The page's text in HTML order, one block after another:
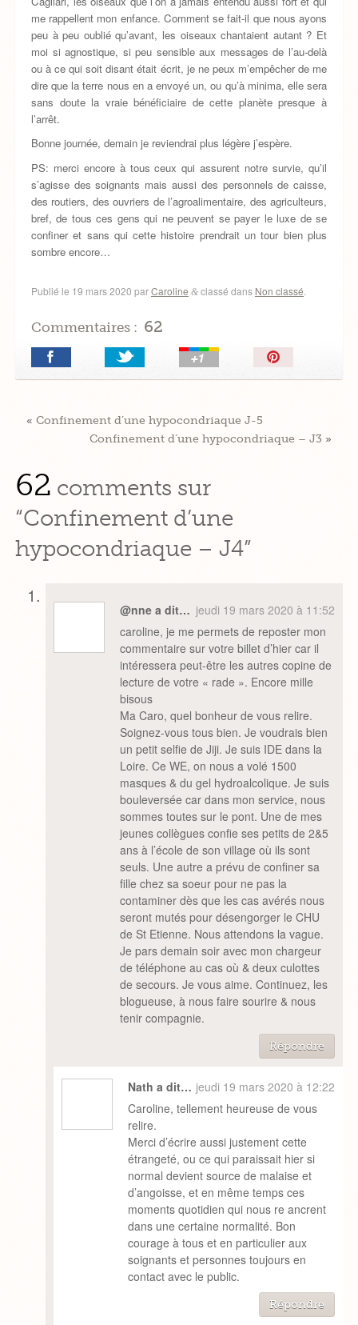
me rappellent mon enfance. Comment se fait-il que nous ayons
peu à peu oublié qu’avant, les oiseaux chantaient autant ? Et
moi si agnostique, si peu sensible aux messages de l’au-delà
ou à ce qui soit disant était écrit, je ne peux m’empêcher de me
dire que la terre nous en a envoyé un, ou qu’à minima, elle sera
sans doute la vraie bénéficiaire de cette planète presque à
l’arrêt.
Bonne journée, demain je reviendrai plus légère j’espère.
PS: merci encore à tous ceux qui assurent notre survie, qu’il
s’agisse des soignants mais aussi des personnels de caisse,
des routiers, des ouvriers de l’agroalimentaire, des agriculteurs,
bref, de tous ces gens qui ne peuvent se payer le luxe de se
confiner et sans qui cette histoire prendrait un tour bien plus
sombre encore…
Publié le 19 mars 2020 parCaroline &classé dans Non classé
Commentaires : 62
Épingler!
«Confinement d’une hypocondriaque J-5
Confinement d’une hypocondriaque – J3 »
62 comments sur
“Confinement d’une
hypocondriaque – J4”
@nne a dit… jeudi 19 mars 2020 à 11:52
caroline, je me permets de reposter mon
commentaire sur votre billet d’hier car il
intéressera peut-être les autres copine de
lecture de votre « rade ». Encore mille
bisous
Ma Caro, quel bonheur de vous relire.
Soignez-vous tous bien. Je voudrais bien
un petit selfie de Jiji. Je suis IDE dans la
Loire. Ce WE, on nous a volé 1500
masques & du gel hydroalcolique. Je suis
bouleversée car dans mon service, nous
sommes toutes sur le pont. Une de mes
jeunes collègues confie ses petits de 2&5
ans à l’école de son village où ils sont
seuls. Une autre a prévu de confiner sa
fille chez sa soeur pour ne pas la
contaminer dès que les cas avérés nous
seront mutés pour désengorger le CHU
de St Etienne. Nous attendons la vague.
Je pars demain soir avec mon chargeur
de téléphone au cas où & deux culottes
de secours. Je vous aime. Continuez, les
blogueuse, à nous faire sourire & nous
tenir compagnie.
Répondre
Nath a dit… jeudi 19 mars 2020 à 12:22
Caroline, tellement heureuse de vous
relire.
Merci d’écrire aussi justement cette
étrangeté, ou ce qui paraissait hier si
normal devient source de malaise et
d’angoisse, et en même temps ces
moments quotidien qui nous re ancrent
dans une certaine normalité. Bon
courage à tous et en particulier aux
soignants et personnes toujours en
contact avec le public.
Répondre